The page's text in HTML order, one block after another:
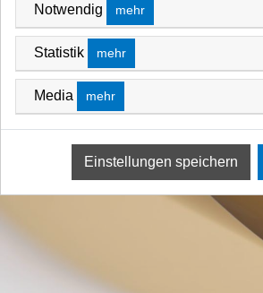
Notwendig mehr
Statistik mehr
Media mehr